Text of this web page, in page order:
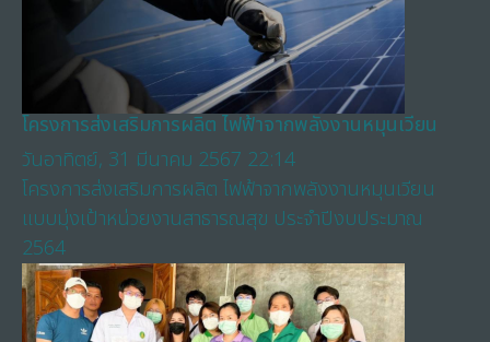
โครงการส่งเสริมการผลิต ไฟฟ้าจากพลังงานหมุนเวียน
วันอาทิตย์, 31 มีนาคม 2567 22:14
โครงการส่งเสริมการผลิต ไฟฟ้าจากพลังงานหมุนเวียน
แบบมุ่งเป้าหน่วยงานสาธารณสุข ประจำปีงบประมาณ
2564